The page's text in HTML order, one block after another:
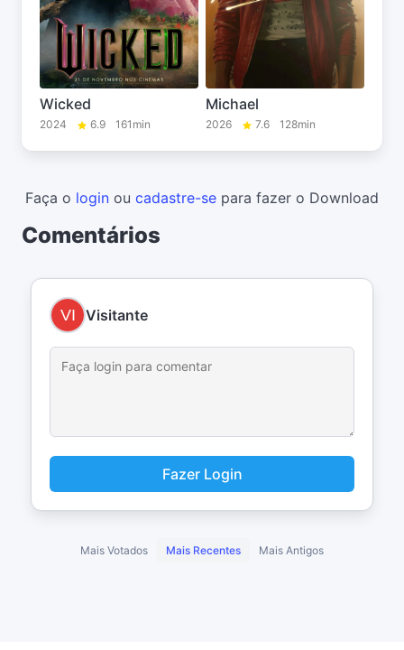
Wicked
2024 6.9 161min
Michael
2026 7.6 128min
Faça o login ou cadastre-se para fazer o Download
Comentários
Visitante
Fazer Login
Mais Votados Mais Recentes Mais Antigos